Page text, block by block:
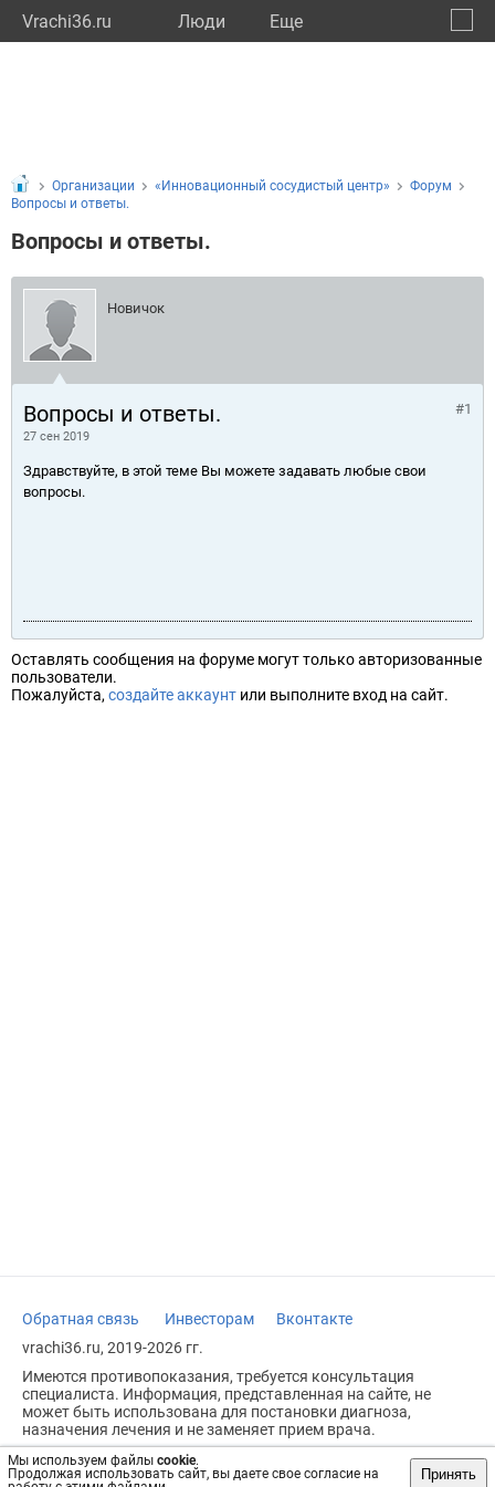
Vrachi36.ru Люди Eще
Мы используем файлы cookie.
Продолжая использовать сайт, вы даете свое согласие на
Принять
Организации «Инновационный сосудистый центр»
Форум
Вопросы и ответы.
Вопросы и ответы.
Новичок
Вопросы и ответы.
27 сен 2019
#1
Здравствуйте, в этой теме Вы можете задавать любые свои
вопросы.
Оставлять сообщения на форуме могут только авторизованные
пользователи.
Пожалуйста, создайте аккаунт или выполните вход на сайт.
Обратная связь Инвесторам
Вконтакте
vrachi36.ru, 2019-2026 гг.
Имеются противопоказания, требуется консультация
специалиста. Информация, представленная на сайте, не
может быть использована для постановки диагноза,
назначения лечения и не заменяет прием врача.
Возрастное ограничение: 18+